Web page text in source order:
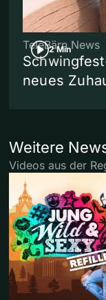
2 Min
TeleBärn News
neues
Weitere
Videos aus der